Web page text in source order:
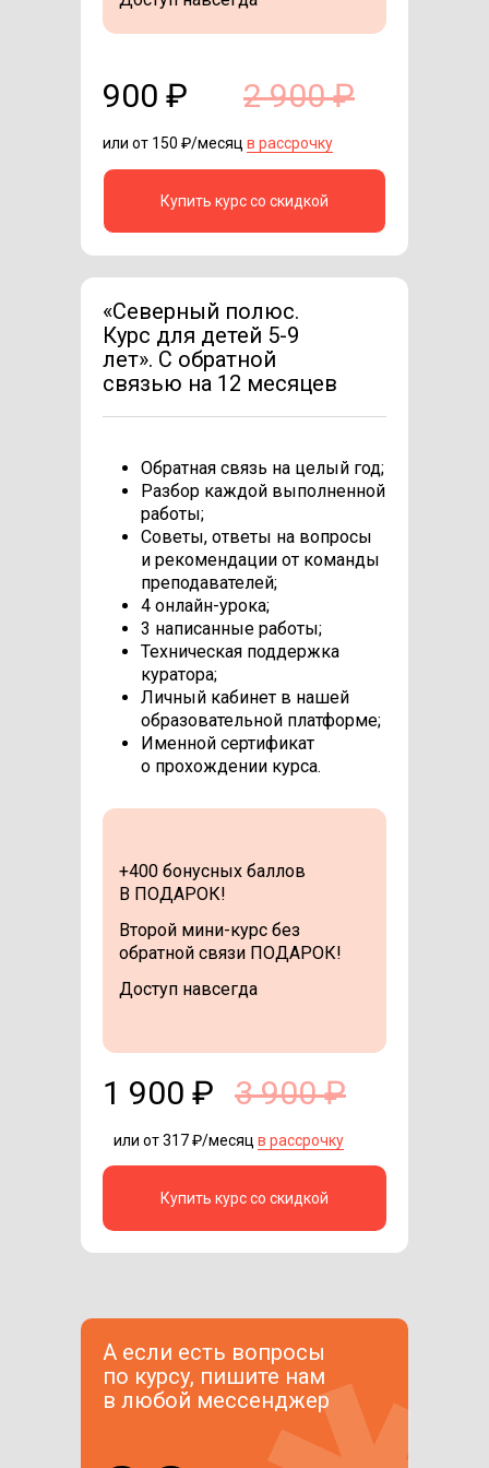
или от 150 ₽/месяц в рассрочку
2 900 ₽
900 ₽
Купить курс со скидкой
Обратная связь на целый год;
Разбор каждой выполненной
работы;
Советы, ответы на вопросы
и рекомендации от команды
преподавателей;
4 онлайн-урока;
3 написанные работы;
Техническая поддержка
куратора;
Личный кабинет в нашей
образовательной платформе;
Именной сертификат
о прохождении курса.
«Северный полюс.
Курс для детей 5-9
лет». C обратной
связью на 12 месяцев
или от 317 ₽/месяц в рассрочку
3 900 ₽
1 900 ₽
Купить курс со скидкой
+400 бонусных баллов
В ПОДАРОК!
Доступ навсегда
Второй мини-курс без
обратной связи ПОДАРОК!
А если есть вопросы
по курсу, пишите нам
в любой мессенджер